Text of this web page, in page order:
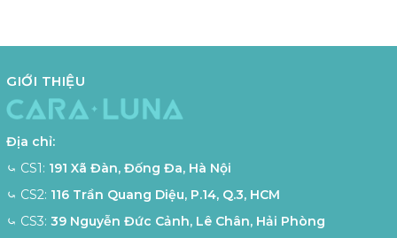
GIỚI THIỆU
Địa chỉ:
⤿ CS1: 191 Xã Đàn, Đống Đa, Hà Nội
⤿ CS2: 116 Trần Quang Diệu, P.14, Q.3, HCM
⤿ CS3: 39 Nguyễn Đức Cảnh, Lê Chân, Hải Phòng